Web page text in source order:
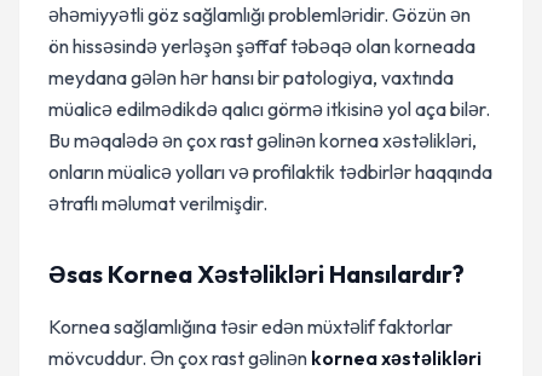
əhəmiyyətli göz sağlamlığı problemləridir. Gözün ən
ön hissəsində yerləşən şəffaf təbəqə olan korneada
meydana gələn hər hansı bir patologiya, vaxtında
müalicə edilmədikdə qalıcı görmə itkisinə yol aça bilər.
Bu məqalədə ən çox rast gəlinən kornea xəstəlikləri,
onların müalicə yolları və profilaktik tədbirlər haqqında
ətraflı məlumat verilmişdir.
Əsas Kornea Xəstəlikləri Hansılardır?
Kornea sağlamlığına təsir edən müxtəlif faktorlar
mövcuddur. Ən çox rast gəlinən kornea xəstəlikləri